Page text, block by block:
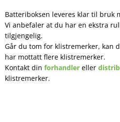
Batteriboksen leveres klar til bruk
Vi anbefaler at du har en ekstra
tilgjengelig.
Går du tom for klistremerker, kan
har mottatt flere klistremerker.
Kontakt din forhandler eller
klistremerker.